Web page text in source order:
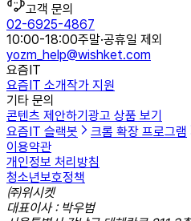
고객 문의
02-6925-4867
10:00-18:00주말·공휴일 제외
yozm_help@wishket.com
요즘IT
요즘IT 소개작가 지원
기타 문의
콘텐츠 제안하기광고 상품 보기
요즘IT 슬랙봇
크롬 확장 프로그램
이용약관
개인정보 처리방침
청소년보호정책
㈜위시켓
대표이사 : 박우범